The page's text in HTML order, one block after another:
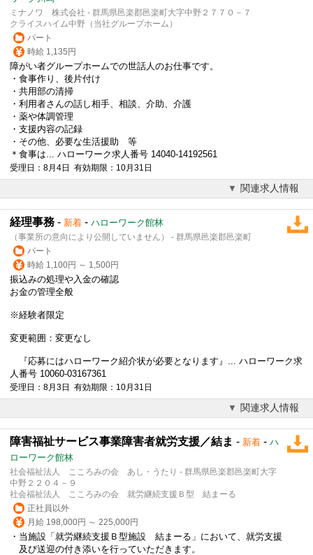
ミナノワ 株式会社 - 群馬県邑楽郡邑楽町大字中野２７７０－７
クライスハイム中野（当社グループホーム）
パート
時給 1,135円
障がい者グループホームでの世話人のお仕事です。
・食事作り、後片付け
・共用部の清掃
・利用者さんの話し相手、相談、介助、介護
・薬や体調管理
・支援内容の記録
・その他、必要な生活援助 等
＊食事は... ハローワーク求人番号 14040-14192561
受理日：8月4日 有効期限：10月31日
関連求人情報
経理事務 - 新着 - ハローワーク館林
（事業所の意向により公開していません） - 群馬県邑楽郡邑楽町
パート
時給 1,100円 ～ 1,500円
振込みの処理や入金の確認
お金の管理全般
※経験者限定
変更範囲：変更なし
『応募にはハローワーク紹介状が必要となります』... ハローワーク求
人番号 10060-03167361
受理日：8月3日 有効期限：10月31日
関連求人情報
障害福祉サービス事業障害者就労支援／結ま - 新着 - ハ
ローワーク館林
社会福祉法人 こころみの会 あし・うたり - 群馬県邑楽郡邑楽町大字
中野２２０４－９
社会福祉法人 こころみの会 就労継続支援Ｂ型 結まーる
正社員以外
月給 198,000円 ～ 225,000円
・当施設「就労継続支援Ｂ型施設 結まーる」において、就労支援
及び送迎の付き添いを行っていただきます。